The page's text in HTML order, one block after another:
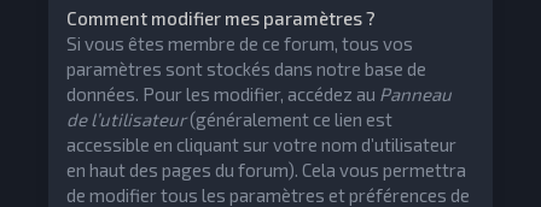
Comment modifier mes paramètres ?
Si vous êtes membre de ce forum, tous vos
paramètres sont stockés dans notre base de
données. Pour les modifier, accédez au Panneau
de l’utilisateur(généralement ce lien est
accessible en cliquant sur votre nom d’utilisateur
en haut des pages du forum). Cela vous permettra
de modifier tous les paramètres et préférences de